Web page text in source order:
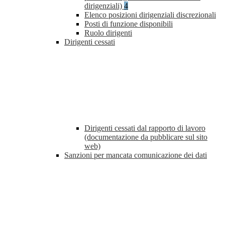
dirigenziali) 4
Elenco posizioni dirigenziali discrezionali
Posti di funzione disponibili
Ruolo dirigenti
Dirigenti cessati
Dirigenti cessati dal rapporto di lavoro
(documentazione da pubblicare sul sito
web)
Sanzioni per mancata comunicazione dei dati